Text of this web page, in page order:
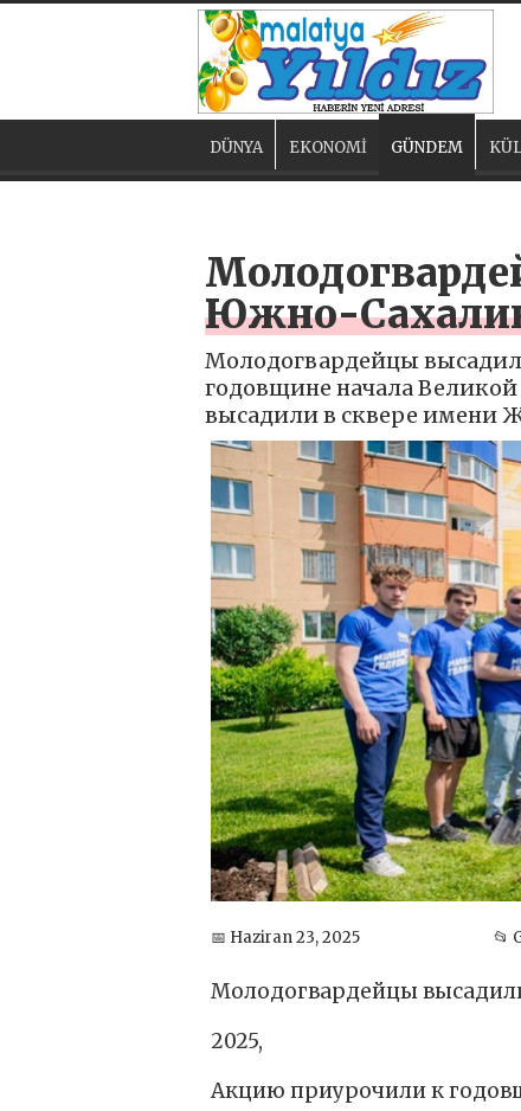
DÜNYA EKONOMİ GÜNDEM
Южно-
Молодогвардейцы
годовщине начала
высадили в сквере имени
📅 Haziran 23, 2025 📂
Молодогвардейцы
2025,
Акцию приурочили к